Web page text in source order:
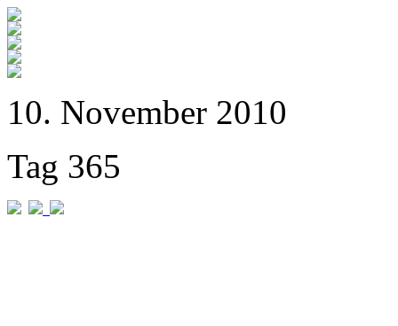
10. November 2010
Tag 365